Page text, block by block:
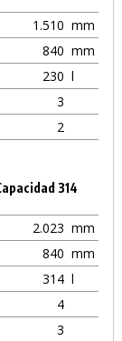
1.510 mm
840 mm
230 l
3
2
314
2.023 mm
840 mm
314 l
4
3